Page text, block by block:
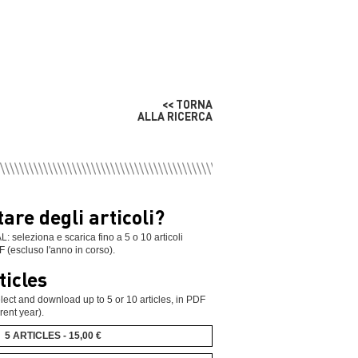
<< TORNA
ALLA RICERCA
degli articoli?
seleziona e scarica fino a 5 o 10 articoli
(escluso l'anno in corso).
and download up to 5 or 10 articles, in PDF
year).
5 ARTICLES - 15,00 €